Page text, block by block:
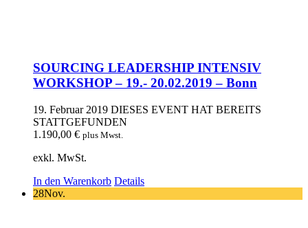
SOURCING LEADERSHIP INTENSIV
WORKSHOP – 19.- 20.02.2019 – Bonn
19. Februar 2019 DIESES EVENT HAT BEREITS
STATTGEFUNDEN
1.190,00 € plus Mwst.
exkl. MwSt.
In den Warenkorb Details
28Nov.